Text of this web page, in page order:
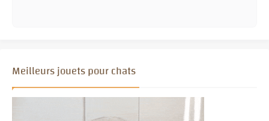
Meilleurs jouets pour chats